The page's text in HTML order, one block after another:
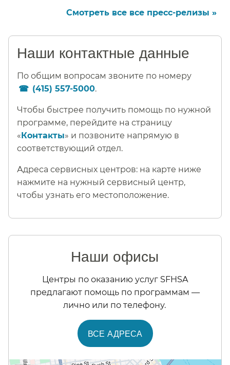
Смотреть все все пресс-релизы »​​
Наши контактные данные​​
По общим вопросам звоните по номеру
(415) 557-5000.​​
Чтобы быстрее получить помощь по нужной
программе, перейдите на страницу
«Контакты» и позвоните напрямую в
соответствующий отдел.​​
Адреса сервисных центров: на карте ниже
нажмите на нужный сервисный центр,
чтобы узнать его местоположение.​​
Наши офисы​​
Центры по оказанию услуг SFHSA
предлагают помощь по программам —
лично или по телефону.​​
ВСЕ АДРЕСА​​